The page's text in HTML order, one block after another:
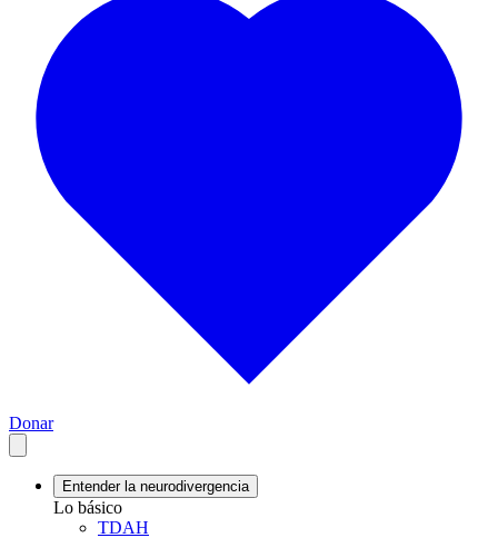
Donar
Entender la neurodivergencia
Lo básico
TDAH